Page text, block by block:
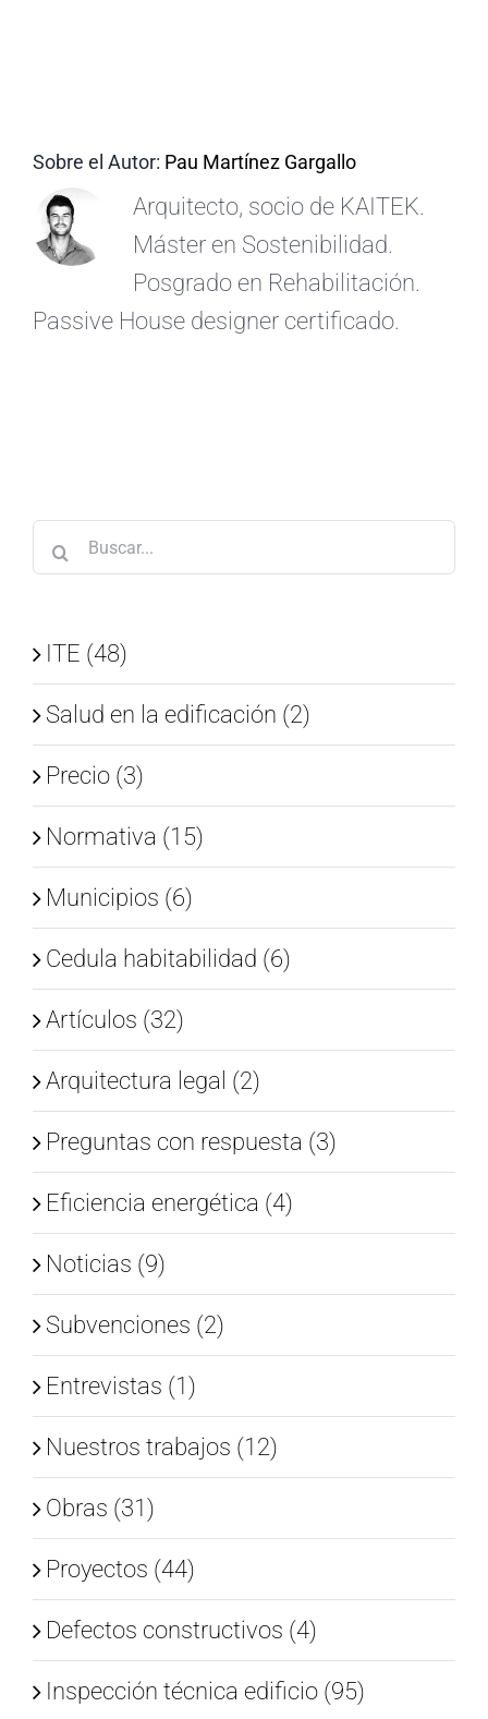
Sobre el Autor: Pau Martínez Gargallo
Arquitecto, socio de KAITEK.
Máster en Sostenibilidad.
Posgrado en Rehabilitación.
Passive House designer certificado.
Buscar:
ITE (48)
Salud en la edificación (2)
Precio (3)
Normativa (15)
Municipios (6)
Cedula habitabilidad (6)
Artículos (32)
Arquitectura legal (2)
Preguntas con respuesta (3)
Eficiencia energética (4)
Noticias (9)
Subvenciones (2)
Entrevistas (1)
Nuestros trabajos (12)
Obras (31)
Proyectos (44)
Defectos constructivos (4)
Inspección técnica edificio (95)